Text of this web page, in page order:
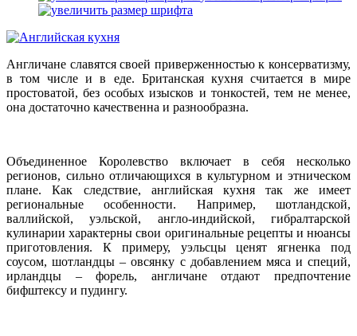
Англичане славятся своей приверженностью к консерватизму,
в том числе и в еде. Британская кухня считается в мире
простоватой, без особых изысков и тонкостей, тем не менее,
она достаточно качественна и разнообразна.
Объединенное Королевство включает в себя несколько
регионов, сильно отличающихся в культурном и этническом
плане. Как следствие, английская кухня так же имеет
региональные особенности. Например, шотландской,
валлийской, уэльской, англо-индийской, гибралтарской
кулинарии характерны свои оригинальные рецепты и нюансы
приготовления. К примеру, уэльсцы ценят ягненка под
соусом, шотландцы – овсянку с добавлением мяса и специй,
ирландцы – форель, англичане отдают предпочтение
бифштексу и пудингу.